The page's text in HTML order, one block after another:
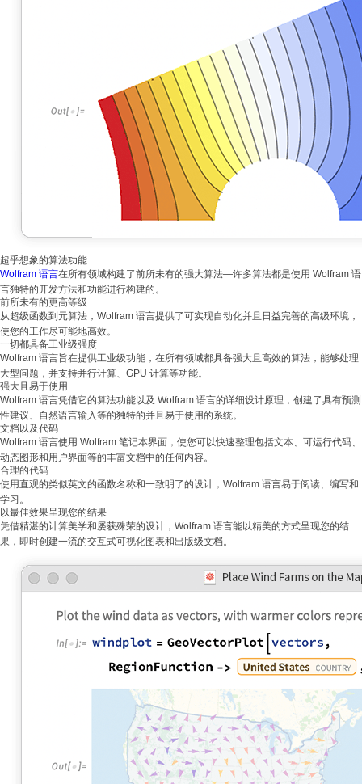
超乎想象的算法功能
Wolfram 语言在所有领域构建了前所未有的强大算法—许多算法都是使用 Wolfram 语
言独特的开发方法和功能进行构建的。
前所未有的更高等级
从超级函数到元算法，Wolfram 语言提供了可实现自动化并且日益完善的高级环境，
使您的工作尽可能地高效。
一切都具备工业级强度
Wolfram 语言旨在提供工业级功能，在所有领域都具备强大且高效的算法，能够处理
大型问题，并支持并行计算、GPU 计算等功能。
强大且易于使用
Wolfram 语言凭借它的算法功能以及 Wolfram 语言的详细设计原理，创建了具有预测
性建议、自然语言输入等的独特的并且易于使用的系统。
文档以及代码
Wolfram 语言使用 Wolfram 笔记本界面，使您可以快速整理包括文本、可运行代码、
动态图形和用户界面等的丰富文档中的任何内容。
合理的代码
使用直观的类似英文的函数名称和一致明了的设计，Wolfram 语言易于阅读、编写和
学习。
以最佳效果呈现您的结果
凭借精湛的计算美学和屡获殊荣的设计，Wolfram 语言能以精美的方式呈现您的结
果，即时创建一流的交互式可视化图表和出版级文档。